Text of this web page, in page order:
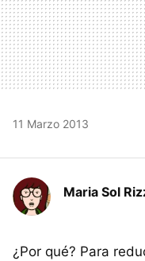
11 Marzo 2013
Maria Sol
¿Por qué? Para